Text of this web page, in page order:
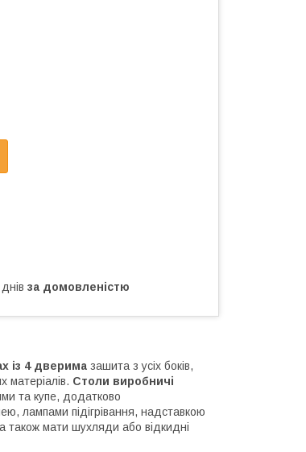
за домовленістю
із 4 дверима зашита з усіх боків,
матеріалів. Столи виробничі
та купе, додатково
лампами підігрівання, надставкою
також мати шухляди або відкидні